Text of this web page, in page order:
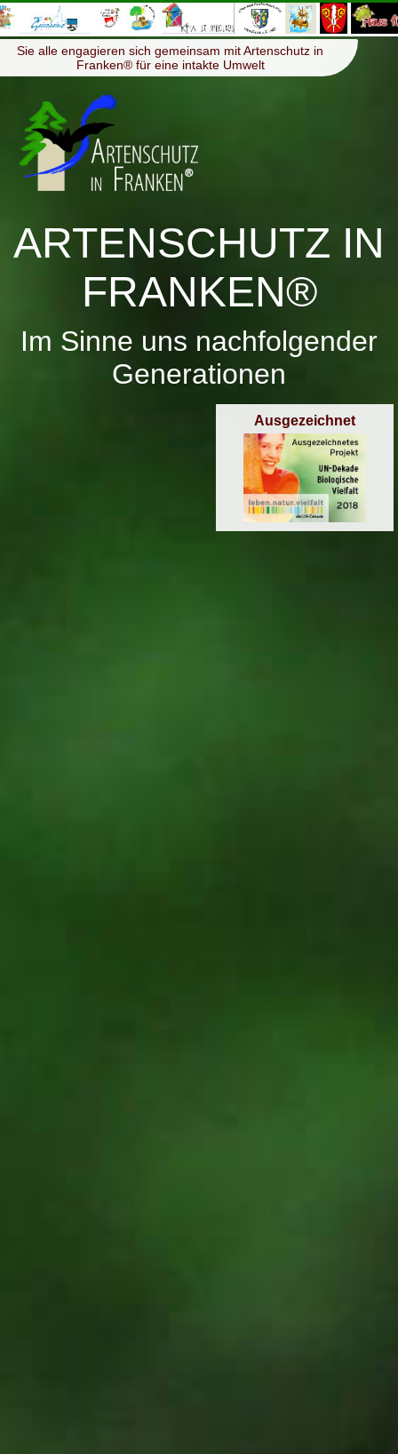
Menü ≡
Sie alle engagieren sich gemeinsam mit Artenschutz in
Franken® für eine intakte Umwelt
ARTENSCHUTZ IN
FRANKEN®
Im Sinne uns nachfolgender
Generationen
Ausgezeichnet